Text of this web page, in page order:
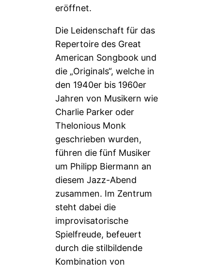
eröffnet.
Die Leidenschaft für das
Repertoire des Great
American Songbook und
die „Originals“, welche in
den 1940er bis 1960er
Jahren von Musikern wie
Charlie Parker oder
Thelonious Monk
geschrieben wurden,
führen die fünf Musiker
um Philipp Biermann an
diesem Jazz-Abend
zusammen. Im Zentrum
steht dabei die
improvisatorische
Spielfreude, befeuert
durch die stilbildende
Kombination von